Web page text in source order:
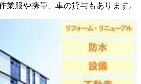
業服や携帯、車の貸与もあります。